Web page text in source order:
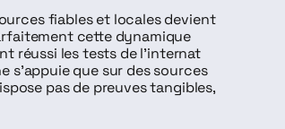
fiables et locales devient
cette dynamique
réussi les tests de l'internat
s'appuie que sur des sources
pas de preuves tangibles,